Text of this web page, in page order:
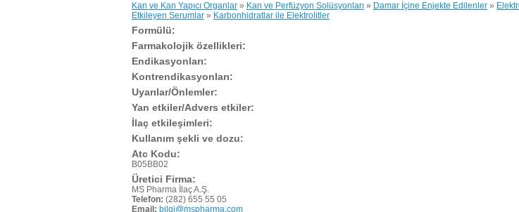
Kan ve Kan Yapıcı Organlar » Kan ve Perfüzyon Solüsyonları » Damar İçine Enjekte Edilenler »
Etkileyen Serumlar » Karbonhidratlar ile Elektrolitler
Formülü:
Farmakolojik özellikleri:
Endikasyonları:
Kontrendikasyonları:
Uyarılar/Önlemler:
Yan etkiler/Advers etkiler:
İlaç etkileşimleri:
Kullanım şekli ve dozu:
Atc Kodu:
B05BB02
Üretici Firma:
MS Pharma İlaç A.Ş.
Telefon: (282) 655 55 05
Email: bilgi@mspharma.com